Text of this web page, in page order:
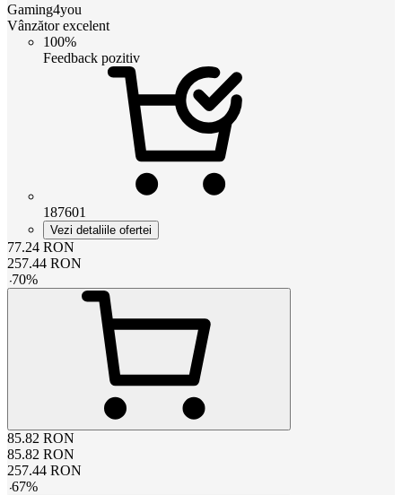
Gaming4you
Vânzător excelent
100%
Feedback pozitiv
187601
Vezi detaliile ofertei
77.24 RON
257.44 RON
-70%
85.82 RON
85.82 RON
257.44 RON
-67%